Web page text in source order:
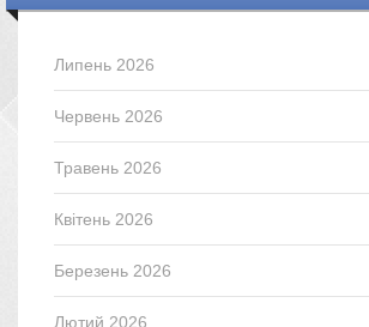
Липень 2026
Червень 2026
Травень 2026
Квітень 2026
Березень 2026
Лютий 2026